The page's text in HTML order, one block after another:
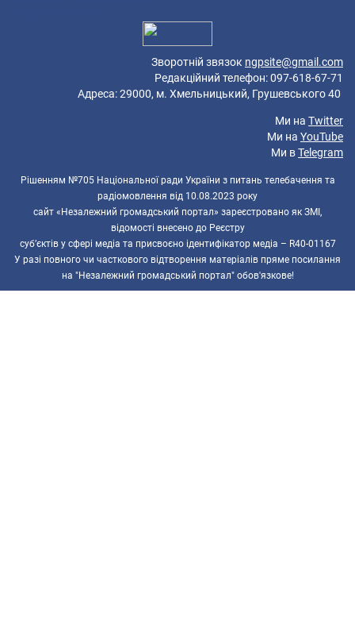
Зворотній звязок ngpsite@gmail.com
Редакційний телефон: 097-618-67-71
Адреса: 29000, м. Хмельницький, Грушевського 40
Ми на Twitter
Ми на YouTube
Ми вTelegram
Рішенням №705 Національної ради України з питань телебачення та
радіомовлення від 10.08.2023 року
сайт «Незалежний громадський портал» зареєстровано як ЗМІ,
відомості внесено до Реєстру
суб’єктів у сфері медіа та присвоєно ідентифікатор медіа – R40-01167
У разі повного чи часткового відтворення матеріалів пряме посилання
на "Незалежний громадський портал" обов'язкове!